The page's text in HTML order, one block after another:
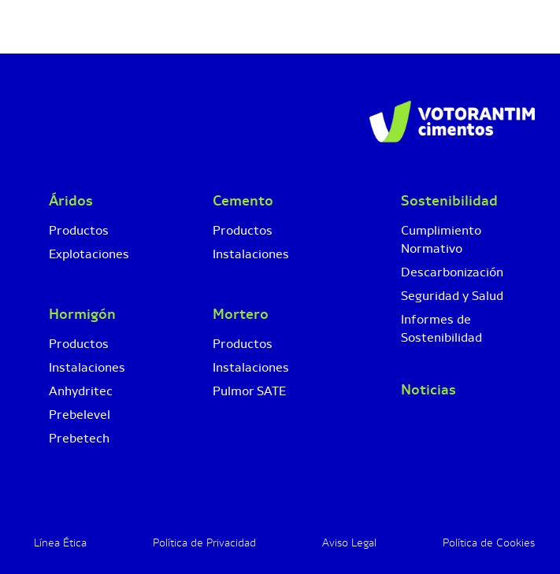
Áridos
Productos
Explotaciones
Hormigón
Productos
Instalaciones
Anhydritec
Prebelevel
Prebetech
Cemento
Productos
Instalaciones
Mortero
Productos
Instalaciones
Pulmor SATE
Sostenibilidad
Cumplimiento
Normativo
Descarbonización
Seguridad y Salud
Informes de
Sostenibilidad
Noticias
Línea Ética Política de Privacidad Aviso Legal Política de Cookies